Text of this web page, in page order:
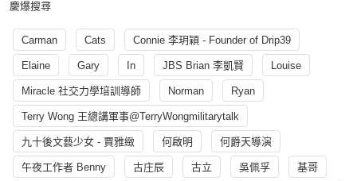
慶爆搜尋
Carman Cats Connie 李玥穎 - Founder of Drip39
Elaine Gary In JBS Brian 李凱賢 Louise
Miracle 社交力學培訓導師 Norman Ryan
Terry Wong 王總講軍事@TerryWongmilitarytalk
九十後文藝少女 - 賈雅緻 何啟明 何爵天導演
午夜工作者 Benny 古庄辰 古立 吳佩孚 基哥